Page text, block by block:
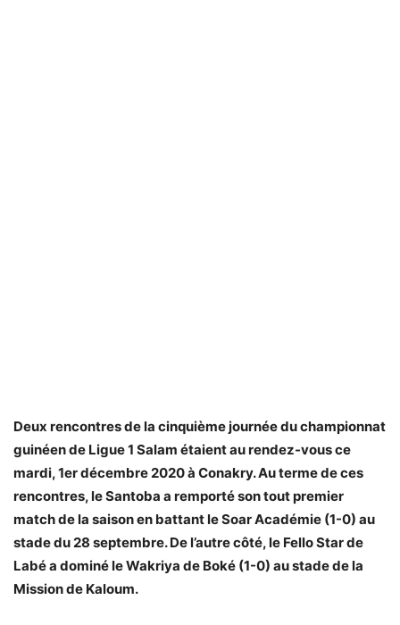
Deux rencontres de la cinquième journée du championnat
guinéen de Ligue 1 Salam étaient au rendez-vous ce
mardi, 1er décembre 2020 à Conakry. Au terme de ces
rencontres, le Santoba a remporté son tout premier
match de la saison en battant le Soar Académie (1-0) au
stade du 28 septembre. De l’autre côté, le Fello Star de
Labé a dominé le Wakriya de Boké (1-0) au stade de la
Mission de Kaloum.